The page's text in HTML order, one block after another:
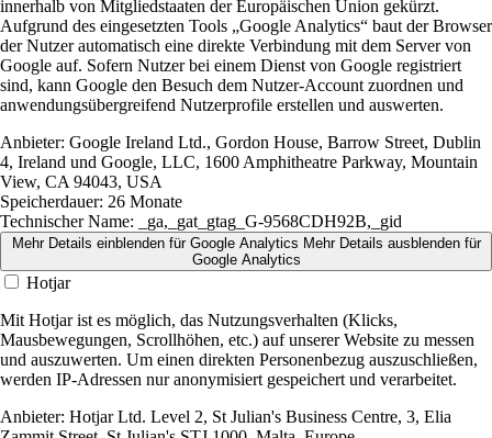
innerhalb von Mitgliedstaaten der Europäischen Union gekürzt.
Aufgrund des eingesetzten Tools „Google Analytics“ baut der Browser
der Nutzer automatisch eine direkte Verbindung mit dem Server von
Google auf. Sofern Nutzer bei einem Dienst von Google registriert
sind, kann Google den Besuch dem Nutzer-Account zuordnen und
anwendungsübergreifend Nutzerprofile erstellen und auswerten.
Anbieter: Google Ireland Ltd., Gordon House, Barrow Street, Dublin
4, Ireland und Google, LLC, 1600 Amphitheatre Parkway, Mountain
View, CA 94043, USA
Speicherdauer: 26 Monate
Technischer Name: _ga,_gat_gtag_G-9568CDH92B,_gid
Mehr Details einblendenfür Google Analytics Mehr Details ausblendenfür
Google Analytics
Hotjar
Mit Hotjar ist es möglich, das Nutzungsverhalten (Klicks,
Mausbewegungen, Scrollhöhen, etc.) auf unserer Website zu messen
und auszuwerten. Um einen direkten Personenbezug auszuschließen,
werden IP-Adressen nur anonymisiert gespeichert und verarbeitet.
Anbieter: Hotjar Ltd. Level 2, St Julian's Business Centre, 3, Elia